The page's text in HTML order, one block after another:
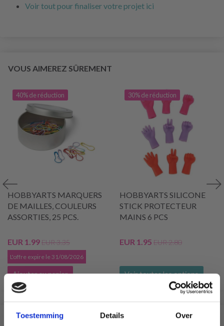
Toestemming Details Over
Voir tout pour finaliser votre projet ici
VOUS AIMEREZ SÛREMENT
40% de réduction
HOBBYARTS MARQUERS
DE MAILLES, COULEURS
ASSORTIES, 25 PCS.
EUR 1.99EUR 3.35
L'offre expire le 31/08/2026
Ajouter au panier
30% de réduction
HOBBYARTS SILICONE
STICK PROTECTEUR
MAINS 6 PCS
EUR 1.95 EUR 2.80
Voir toutes les options
SIMILAIRE À CECI